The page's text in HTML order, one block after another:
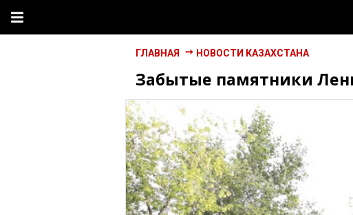
ГЛАВНАЯ НОВОСТИ КАЗАХСТАНА
Забытые памятники